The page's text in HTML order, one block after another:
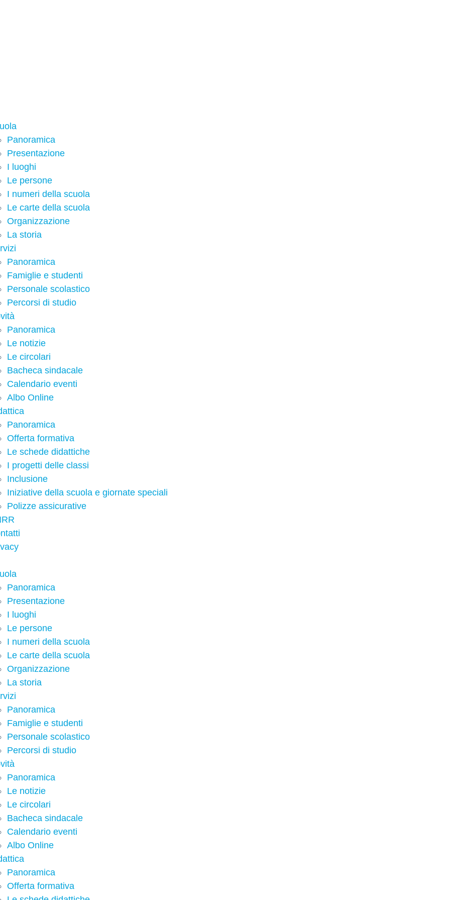
Panoramica
Presentazione
I luoghi
Le persone
I numeri della scuola
Le carte della scuola
Organizzazione
La storia
Panoramica
Famiglie e studenti
Personale scolastico
Percorsi di studio
Panoramica
Le notizie
Le circolari
Bacheca sindacale
Calendario eventi
Albo Online
Panoramica
Offerta formativa
Le schede didattiche
I progetti delle classi
Inclusione
Iniziative della scuola e giornate speciali
Polizze assicurative
Panoramica
Presentazione
I luoghi
Le persone
I numeri della scuola
Le carte della scuola
Organizzazione
La storia
Panoramica
Famiglie e studenti
Personale scolastico
Percorsi di studio
Panoramica
Le notizie
Le circolari
Bacheca sindacale
Calendario eventi
Albo Online
Panoramica
Offerta formativa